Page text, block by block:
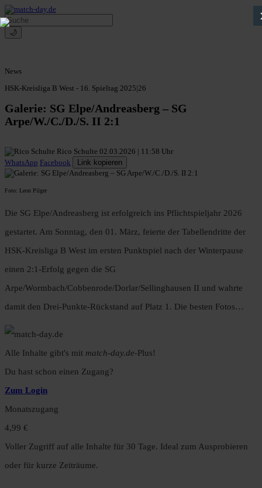
🌙
News
HSK-Kreisliga B West - 16. Spieltag 2025|26
Galerie: SG Elpe/Andreasberg – SG
Arpe/W./C./D./S. II 2:1
Rico Schulte 02.03.2026 | 11:58 Uhr
WhatsApp Facebook Link kopieren
Foto: Leon Pilger
Die SG Elpe/Andreasberg ist erfolgreich ins Pflichtspieljahr 2026
gestartet. Am Sonntag, den 01. März, feierte der Tabellendritte der
HSK-Kreisliga B West im ersten Punktspiel nach der Winterpause
einen 2:1-Erfolg gegen die SG
Arpe/Wormbach/Cobbenrode/Dorlar/Sellinghausen II und wahrte
damit den Drei-Punkte-Rückstand auf Platz 1. Die besten Fotos…
Alle Inhalte gibt's mit match-day.de-Plus!
Du hast schon einen Zugang?
Zum Login
Monatszugang
4,99 €
Voller Zugriff auf alle Inhalte für 30 Tage. Ideal zum Ausprobieren
oder für kurze Zeiträume.